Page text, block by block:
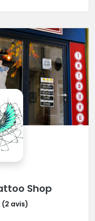
Shop
(2 avis)